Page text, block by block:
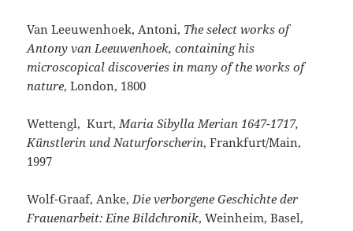
Van Leeuwenhoek, Antoni, The select works of
Antony van Leeuwenhoek, containing his
microscopical discoveries in many of the works of
nature, London, 1800
Wettengl, Kurt, Maria Sibylla Merian 1647-1717,
Künstlerin und Naturforscherin, Frankfurt/Main,
1997
Wolf-Graaf, Anke, Die verborgene Geschichte der
Frauenarbeit: Eine Bildchronik, Weinheim, Basel,